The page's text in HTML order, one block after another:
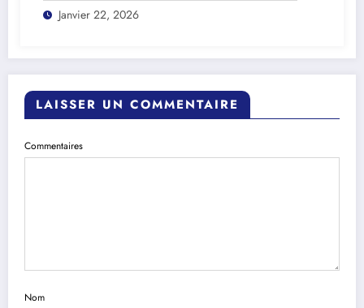
Janvier 22, 2026
LAISSER UN COMMENTAIRE
Commentaires
Nom